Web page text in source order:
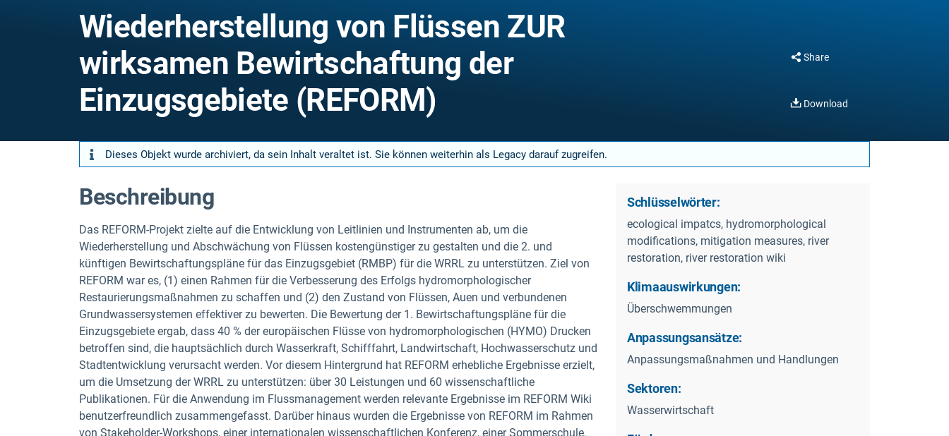
Wiederherstellung von Flüssen ZUR
wirksamen Bewirtschaftung der
Einzugsgebiete (REFORM)
Share
Download
Dieses Objekt wurde archiviert, da sein Inhalt veraltet ist. Sie können weiterhin als Legacy darauf zugreifen.
Beschreibung
Das REFORM-Projekt zielte auf die Entwicklung von Leitlinien und Instrumenten ab, um die
Wiederherstellung und Abschwächung von Flüssen kostengünstiger zu gestalten und die 2. und
künftigen Bewirtschaftungspläne für das Einzugsgebiet (RMBP) für die WRRL zu unterstützen. Ziel von
REFORM war es, (1) einen Rahmen für die Verbesserung des Erfolgs hydromorphologischer
Restaurierungsmaßnahmen zu schaffen und (2) den Zustand von Flüssen, Auen und verbundenen
Grundwassersystemen effektiver zu bewerten. Die Bewertung der 1. Bewirtschaftungspläne für die
Einzugsgebiete ergab, dass 40 % der europäischen Flüsse von hydromorphologischen (HYMO) Drucken
betroffen sind, die hauptsächlich durch Wasserkraft, Schifffahrt, Landwirtschaft, Hochwasserschutz und
Stadtentwicklung verursacht werden. Vor diesem Hintergrund hat REFORM erhebliche Ergebnisse erzielt,
um die Umsetzung der WRRL zu unterstützen: über 30 Leistungen und 60 wissenschaftliche
Publikationen. Für die Anwendung im Flussmanagement werden relevante Ergebnisse im REFORM Wiki
benutzerfreundlich zusammengefasst. Darüber hinaus wurden die Ergebnisse von REFORM im Rahmen
von Stakeholder-Workshops, einer internationalen wissenschaftlichen Konferenz, einer Sommerschule,
Schlüsselwörter:
ecological impatcs, hydromorphological
modifications, mitigation measures, river
restoration, river restoration wiki
Klimaauswirkungen:
Überschwemmungen
Anpassungsansätze:
Anpassungsmaßnahmen und Handlungen
Sektoren:
Wasserwirtschaft